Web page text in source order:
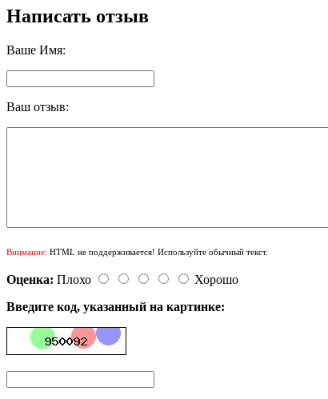
Написать отзыв
Ваше Имя:
Ваш отзыв:
Внимание: HTML не поддерживается! Используйте обычный текст.
Оценка: Плохо
Хорошо
Введите код, указанный на картинке: